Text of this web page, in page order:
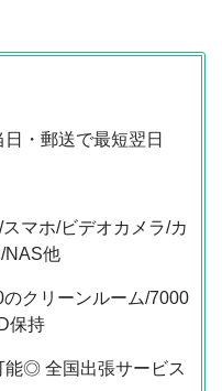
日・郵送で最短翌日
スマホ/ビデオカメラ/カ
NAS他
クリーンルーム/7000
保持
能◎ 全国出張サービス